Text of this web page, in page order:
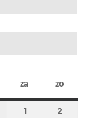
za zaterdag
zo
juli 2026
11 augustus
2